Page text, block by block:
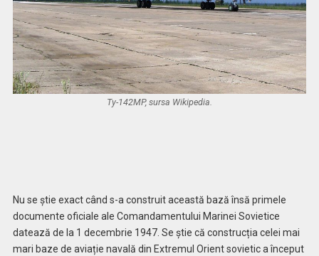
Ty-142MP, sursa Wikipedia.
Nu se știe exact când s-a construit această bază însă primele
documente oficiale ale Comandamentului Marinei Sovietice
datează de la 1 decembrie 1947. Se știe că construcția celei mai
mari baze de aviație navală din Extremul Orient sovietic a început